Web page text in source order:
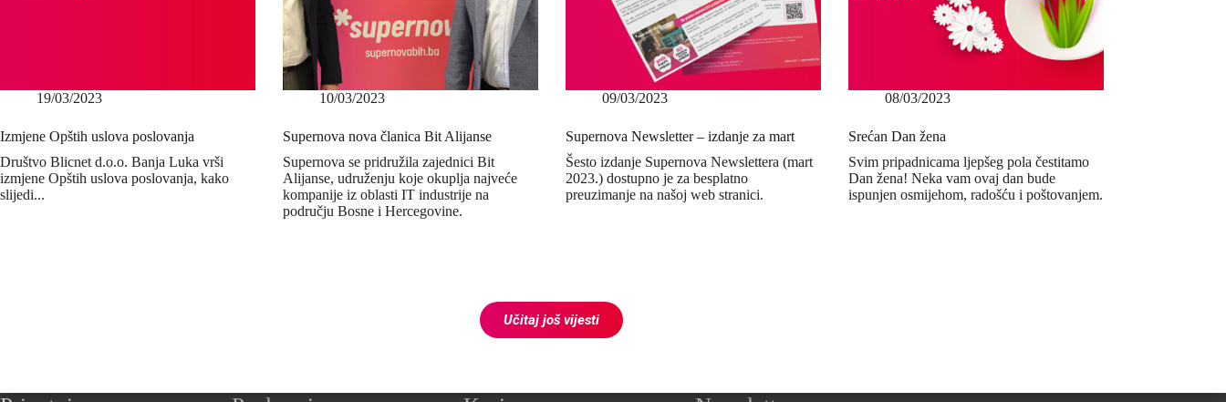
19/03/2023
Izmjene Opštih uslova poslovanja
Društvo Blicnet d.o.o. Banja Luka vrši
izmjene Opštih uslova poslovanja, kako
slijedi...
10/03/2023
Supernova nova članica Bit Alijanse
Supernova se pridružila zajednici Bit
Alijanse, udruženju koje okuplja najveće
kompanije iz oblasti IT industrije na
području Bosne i Hercegovine.
09/03/2023
Supernova Newsletter – izdanje za mart
Šesto izdanje Supernova Newslettera (mart
2023.) dostupno je za besplatno
preuzimanje na našoj web stranici.
08/03/2023
Srećan Dan žena
Svim pripadnicama ljepšeg pola čestitamo
Dan žena! Neka vam ovaj dan bude
ispunjen osmijehom, radošću i poštovanjem.
Učitaj još vijesti